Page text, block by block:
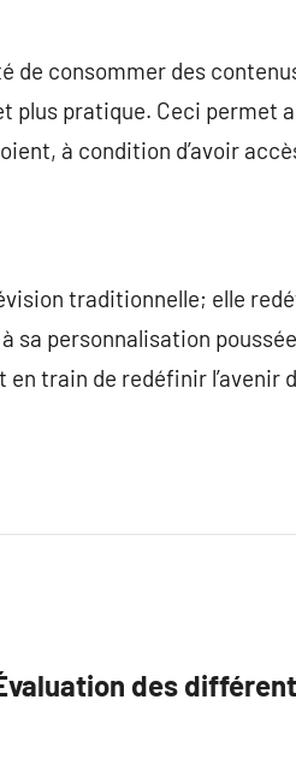
consommer des
plus pratique. Ceci permet
à condition d’avoir
traditionnelle; elle
sa personnalisation
train de redéfinir l’avenir
des